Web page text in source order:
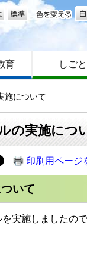
色
大きさ
育 しご
施について
の実施につ
印刷用ページ
いて
施しましたので